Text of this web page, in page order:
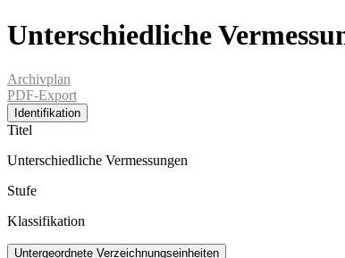
Unterschiedliche
Archivplan
PDF-Export
Identifikation
Titel
Unterschiedliche Vermessungen
Stufe
Klassifikation
Untergeordnete Verzeichnungseinheiten